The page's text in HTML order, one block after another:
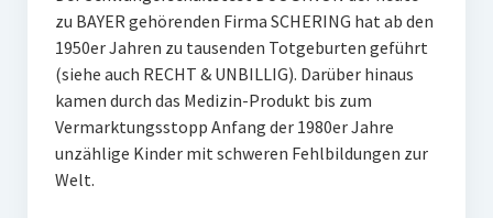
zu BAYER gehörenden Firma SCHERING hat ab den
1950er Jahren zu tausenden Totgeburten geführt
(siehe auch RECHT & UNBILLIG). Darüber hinaus
kamen durch das Medizin-Produkt bis zum
Vermarktungsstopp Anfang der 1980er Jahre
unzählige Kinder mit schweren Fehlbildungen zur
Welt.